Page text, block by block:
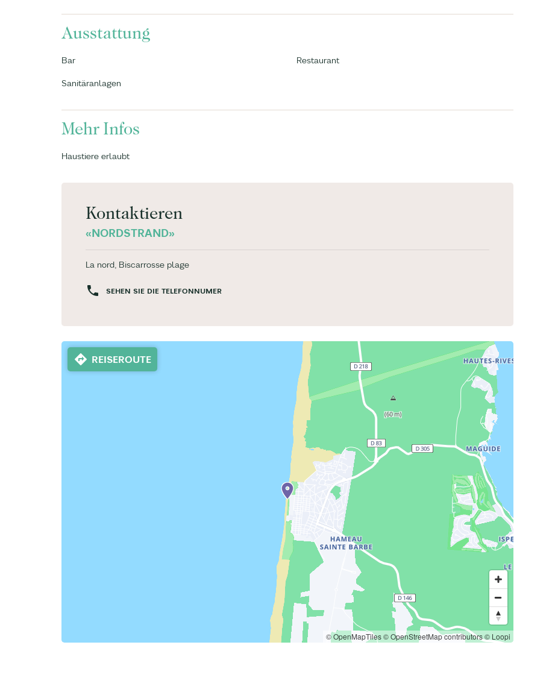
Ausstattung
Bar Restaurant
Sanitäranlagen
Mehr Infos
Haustiere erlaubt
Kontaktieren
«NORDSTRAND»
La nord, Biscarrosse plage
SEHEN SIE DIE TELEFONNUMER
REISEROUTE
© OpenMapTiles© OpenStreetMap contributors© Loopi